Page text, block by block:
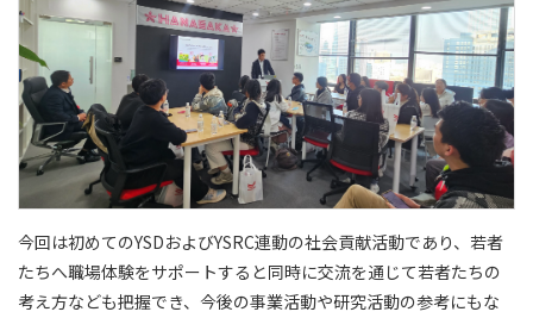
今回は初めてのYSDおよびYSRC連動の社会貢献活動であり、若者
たちへ職場体験をサポートすると同時に交流を通じて若者たちの
考え方なども把握でき、今後の事業活動や研究活動の参考にもな